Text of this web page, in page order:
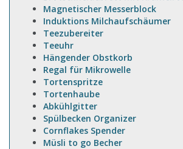
Magnetischer Messerblock
Induktions Milchaufschäumer
Teezubereiter
Teeuhr
Hängender Obstkorb
Regal für Mikrowelle
Tortenspritze
Tortenhaube
Abkühlgitter
Spülbecken Organizer
Cornflakes Spender
Müsli to go Becher